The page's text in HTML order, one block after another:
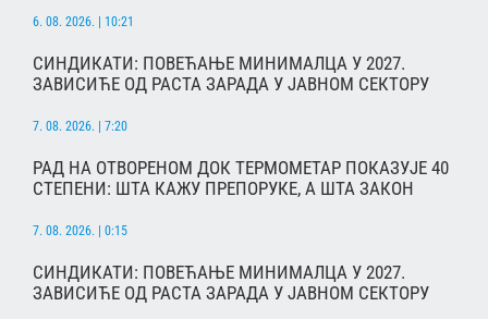
6. 08. 2026. | 10:21
СИНДИКАТИ: ПОВЕЋАЊЕ МИНИМАЛЦА У 2027.
ЗАВИСИЋЕ ОД РАСТА ЗАРАДА У ЈАВНОМ СЕКТОРУ
7. 08. 2026. | 7:20
РАД НА ОТВОРЕНОМ ДОК ТЕРМОМЕТАР ПОКАЗУЈЕ 40
СТЕПЕНИ: ШТА КАЖУ ПРЕПОРУКЕ, А ШТА ЗАКОН
7. 08. 2026. | 0:15
СИНДИКАТИ: ПОВЕЋАЊЕ МИНИМАЛЦА У 2027.
ЗАВИСИЋЕ ОД РАСТА ЗАРАДА У ЈАВНОМ СЕКТОРУ